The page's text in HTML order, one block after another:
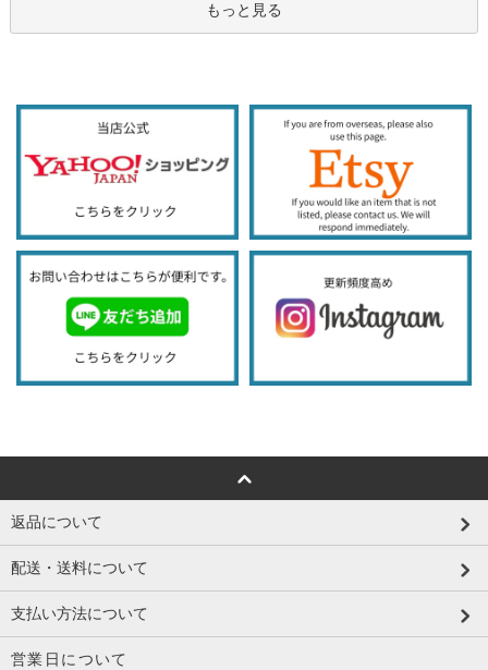
もっと見る
返品について
配送・送料について
支払い方法について
営業日について